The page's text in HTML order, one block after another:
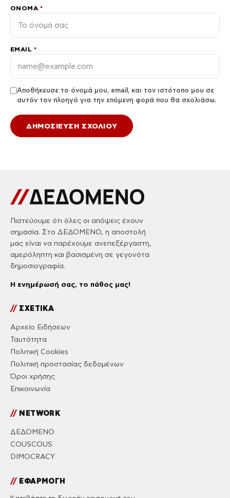
ΌΝΟΜΑ *
EMAIL *
Αποθήκευσε το όνομά μου, email, και τον ιστότοπο μου σε
αυτόν τον πλοηγό για την επόμενη φορά που θα σχολιάσω.
Πιστεύουμε ότι όλες οι απόψεις έχουν
σημασία. Στο ΔΕΔΟΜΕΝΟ, η αποστολή
μας είναι να παρέχουμε ανεπεξέργαστη,
αμερόληπτη και βασισμένη σε γεγονότα
δημοσιογραφία.
Η ενημέρωσή σας, το πάθος μας!
//ΣΧΕΤΙΚΑ
Αρχείο Ειδήσεων
Ταυτότητα
Πολιτική Cookies
Πολιτική προστασίας δεδομένων
Όροι χρήσης
Επικοινωνία
//NETWORK
ΔΕΔΟΜΕΝΟ
COUSCOUS
DIMOCRACY
//ΕΦΑΡΜΟΓΗ